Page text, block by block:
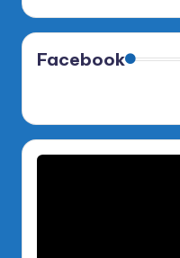
Facebook